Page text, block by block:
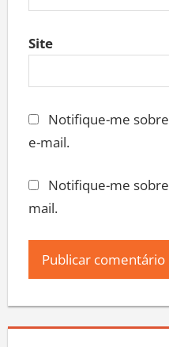
Site
Notifique-me
e-mail.
Notifique-me
mail.